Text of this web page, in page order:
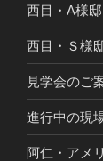
西目・A様邸
西目・Ｓ様
見学会のご
進行中の現
阿仁・アメ